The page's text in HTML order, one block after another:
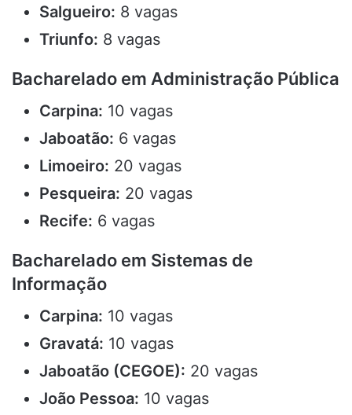
Salgueiro: 8 vagas
Triunfo: 8 vagas
Bacharelado em Administração Pública
Carpina: 10 vagas
Jaboatão: 6 vagas
Limoeiro: 20 vagas
Pesqueira: 20 vagas
Recife: 6 vagas
Bacharelado em Sistemas de
Informação
Carpina: 10 vagas
Gravatá: 10 vagas
Jaboatão (CEGOE): 20 vagas
João Pessoa: 10 vagas